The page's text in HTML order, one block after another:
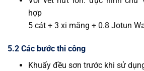
hợp
5 cát + 3 xi măng + 0.8 Jotun
5.2 Các bước thi công
Khuấy đều sơn trước khi sử